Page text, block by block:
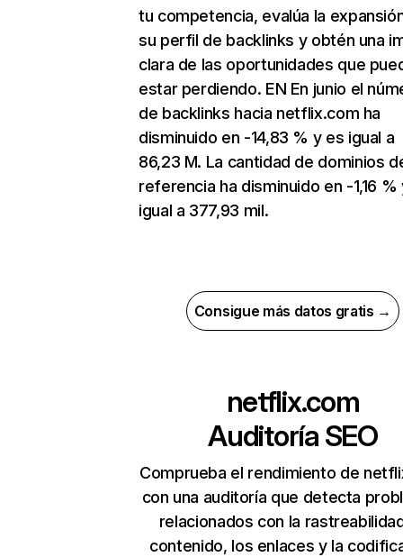
tu competencia, evalúa la
su perfil de backlinks y obtén una
clara de las oportunidades que
estar perdiendo. EN En junio el
de backlinks hacia netflix.com ha
disminuido en -14,83 % y es igual a
86,23 M. La cantidad de dominios
referencia ha disminuido en -1,16 %
igual a 377,93 mil.
Consigue más datos gratis →
netflix.com
Auditoría SEO
Comprueba el rendimiento de
con una auditoría que detecta
relacionados con la
contenido, los enlaces y la